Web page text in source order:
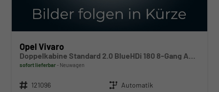
Opel Vivaro
Doppelkabine Standard 2.0 BlueHDi 180 8-Gang Automatikgetriebe
sofort lieferbar Neuwagen
Fahrzeugnr. 121096 Getriebe Automatik